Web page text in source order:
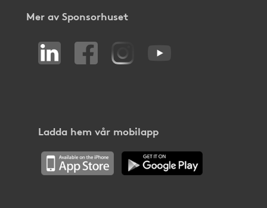
Mer av Sponsorhuset
Ladda hem vår mobilapp